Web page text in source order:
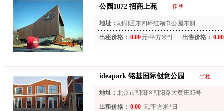
公园1872 招商上苑 租售
地址： 朝阳区东四环红领巾公园东侧
出租价格： 0.00 元/平方米*日 出售价格： 0.00
ideapark 铭基国际创意公园 出租
地址： 北京市朝阳区朝阳路大黄庄35号
出租价格： 0.00 元/平方米*日